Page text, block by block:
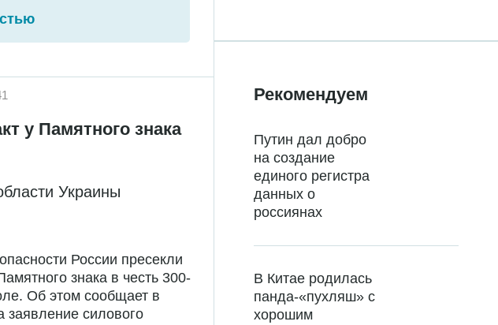
у Памятного знака
Украины
России пресекли
знака в честь 300-
Об этом сообщает в
силового
Рекомендуем
Путин дал добро
на создание
единого регистра
данных о
россиянах
В Китае родилась
панда-«пухляш» с
хорошим